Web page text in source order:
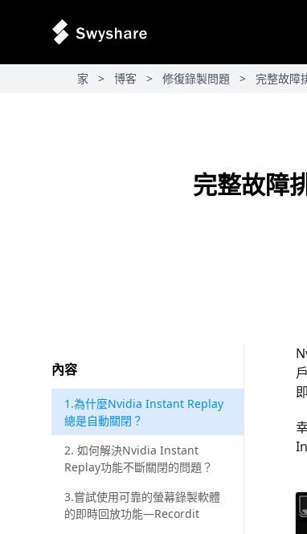
家 > 博客 > 修復錄製問題 > 完整故障
完整故障
內容
1.為什麼Nvidia Instant Replay
總是自動關閉？
2. 如何解決Nvidia Instant
Replay功能不斷關閉的問題？
3.嘗試使用可靠的螢幕錄製軟體
的即時回放功能—Recordit